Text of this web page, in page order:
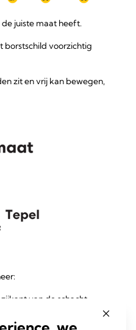
juiste maat heeft.
borstschild voorzichtig
zit en vrij kan bewegen,
van de schacht.